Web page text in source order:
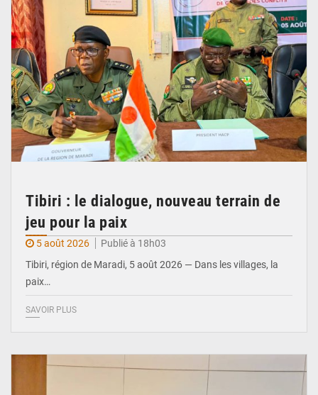
Tibiri : le dialogue, nouveau terrain de
jeu pour la paix
5 août 2026
Publié à 18h03
Tibiri, région de Maradi, 5 août 2026 — Dans les villages, la
paix…
SAVOIR PLUS